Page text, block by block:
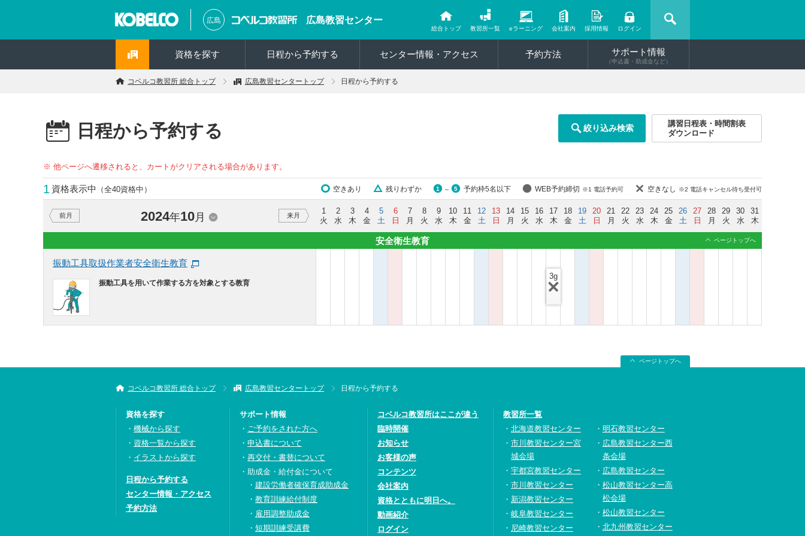
広島 広島教習センター
総合トップ 教習所一覧 eラーニング 会社案内 採用情報 ログイン
資格を探す 日程から予約する センター情報・アクセス 予約方法 サポート情報
（申込書・助成金など）
コベルコ教習所 総合トップ 広島教習センタートップ 日程から予約する
日程から予約する 絞り込み検索
講習日程表・時間割表
ダウンロード
※ 他ページへ遷移されると、カートがクリアされる場合があります。
1 資格表示中 （全40資格中） 空きあり 残りわずか 1 ～ 5 予約枠5名以下 WEB予約締切 ※1 電話予約可 空きなし ※2 電話キャンセル待ち受付可
前月 2024年10月 来月
1
火
2
水
3
木
4
金
5
土
6
日
7
月
8
火
9
水
10
木
11
金
12
土
13
日
14
月
15
火
16
水
17
木
18
金
19
土
20
日
21
月
22
火
23
水
24
木
25
金
26
土
27
日
28
月
29
火
30
水
31
木
安全衛生教育 ページトップへ
振動工具取扱作業者安全衛生教育
振動工具を用いて作業する方を対象とする教育
3g
ページトップへ
コベルコ教習所 総合トップ 広島教習センタートップ 日程から予約する
資格を探す
機械から探す
資格一覧から探す
イラストから探す
日程から予約する
センター情報・アクセス
予約方法
サポート情報
ご予約をされた方へ
申込書について
再交付・書替について
助成金・給付金について
建設労働者確保育成助成金
教育訓練給付制度
雇用調整助成金
短期訓練受講費
コベルコ教習所はここが違う
臨時開催
お知らせ
お客様の声
コンテンツ
会社案内
資格とともに明日へ。
動画紹介
ログイン
教習所一覧
北海道教習センター
市川教習センター宮
城会場
宇都宮教習センター
市川教習センター
新潟教習センター
岐阜教習センター
尼崎教習センター
明石教習センター
広島教習センター西
条会場
広島教習センター
松山教習センター高
松会場
松山教習センター
北九州教習センター